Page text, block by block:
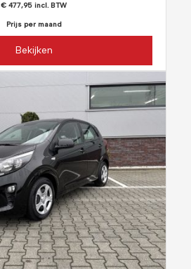
€ 477,95 incl. BTW
Prijs per maand
Bekijken